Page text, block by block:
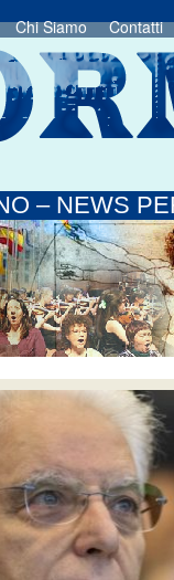
Chi Siamo Contatti
– NEWS